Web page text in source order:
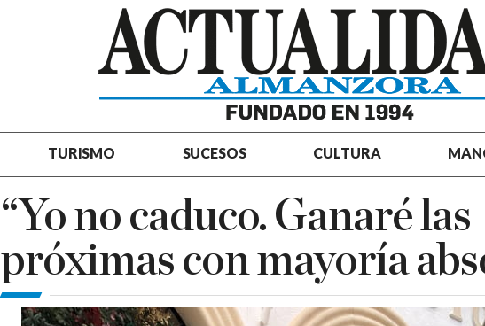
TURISMO SUCESOS CULTURA
“Yo no caduco. Ganaré las
próximas con mayoría